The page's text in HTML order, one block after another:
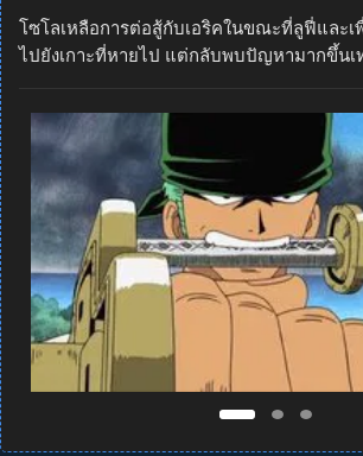
โซโลเหลือการต่อสู้กับเอริคในขณะที่ลูฟี่และเ
ไปยังเกาะที่หายไป แต่กลับพบปัญหามากขึ้นเ